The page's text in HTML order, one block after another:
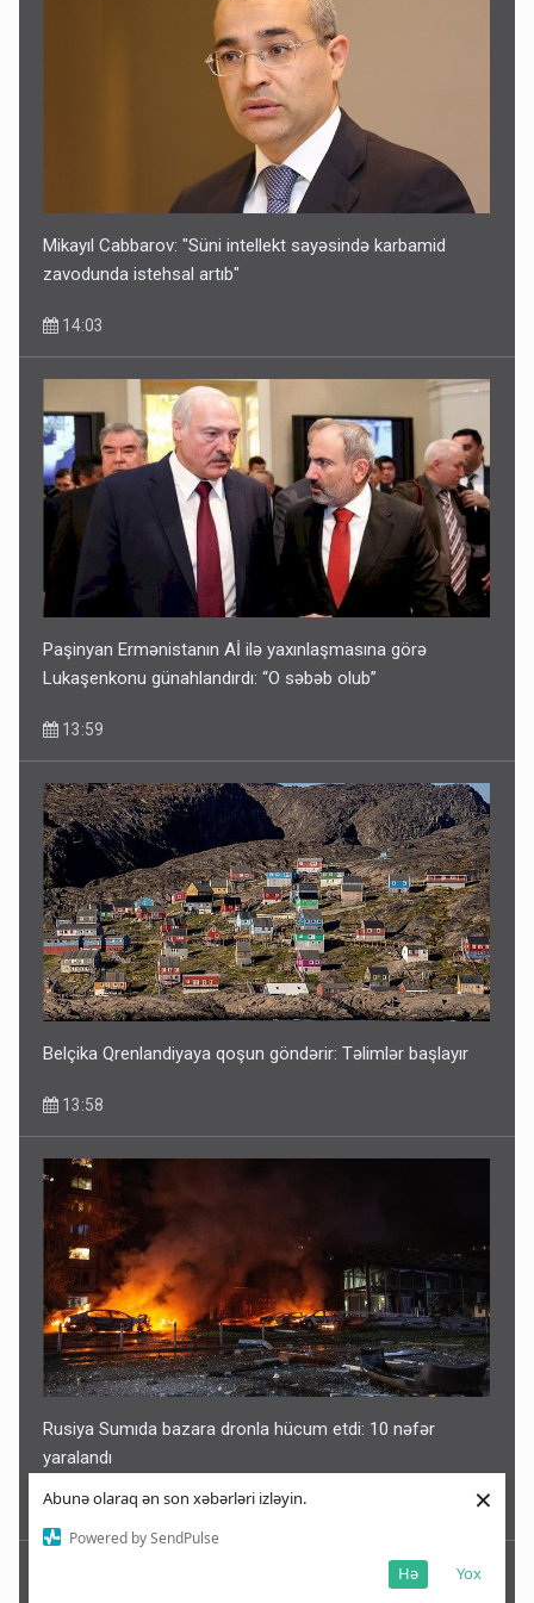
Abunə olaraq ən son xəbərləri izləyin.
Powered by SendPulse
Yox
Hə
×
Mikayıl Cabbarov: "Süni intellekt sayəsində karbamid
zavodunda istehsal artıb"
14:03
Paşinyan Ermənistanın Aİ ilə yaxınlaşmasına görə
Lukaşenkonu günahlandırdı: “O səbəb olub”
13:59
Belçika Qrenlandiyaya qoşun göndərir: Təlimlər başlayır
13:58
Rusiya Sumıda bazara dronla hücum etdi: 10 nəfər
yaralandı
13:51